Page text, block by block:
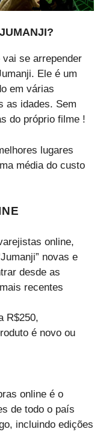
vai se arrepender
Ele é um
em várias
as idades. Sem
do próprio filme !
lugares
média do custo
online,
novas e
desde as
recentes
R$250,
é novo ou
online é o
de todo o país
incluindo edições